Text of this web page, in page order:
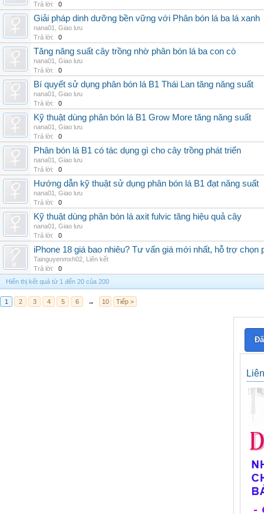
Trả lời:
0
Giải pháp dinh dưỡng bền vững với Phân bón lá ba lá xanh
nana01
Giao lưu
Trả lời:
0
Tăng năng suất cây trồng nhờ phân bón lá ba con cò
nana01
Giao lưu
Trả lời:
0
Bí quyết sử dụng phân bón lá B1 Thái Lan tăng năng suất
nana01
Giao lưu
Trả lời:
0
Kỹ thuật dùng phân bón lá B1 Grow More tăng năng suất
nana01
Giao lưu
Trả lời:
0
Phân bón lá B1 có tác dụng gì cho cây trồng phát triển
nana01
Giao lưu
Trả lời:
0
Hướng dẫn kỹ thuật sử dụng phân bón lá B1 đạt năng suất
nana01
Giao lưu
Trả lời:
0
Kỹ thuật dùng phân bón lá axit fulvic tăng hiệu quả cây
nana01
Giao lưu
Trả lời:
0
iPhone 18 giá bao nhiêu? Tư vấn giá mới nhất, hỗ trợ chọn
Tainguyenmxh02 Liên kết
Trả lời:
0
Hiển thị kết quả từ 1 đến 20 của 200
1 2 3 4 5 6 → 10 Tiếp >